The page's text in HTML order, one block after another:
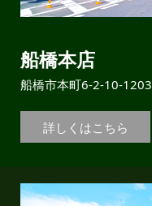
船橋本店
船橋市本町6-2-10-1203
詳しくはこちら